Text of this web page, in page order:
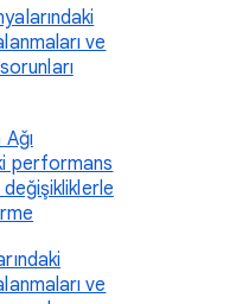
ve
performans
ve